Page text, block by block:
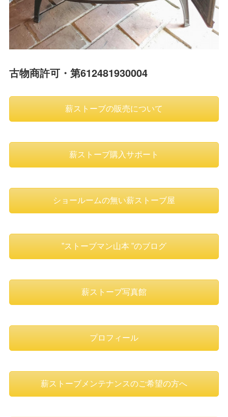
古物商許可・第612481930004
薪ストーブの販売について
薪ストーブ購入サポート
ショールームの無い薪ストーブ屋
”ストーブマン山本 ”のブログ
薪ストーブ写真館
プロフィール
薪ストーブメンテナンスのご希望の方へ